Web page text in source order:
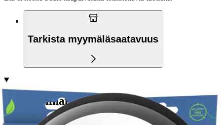
Tarkista myymäläsaatavuus
Avainominaisuudet